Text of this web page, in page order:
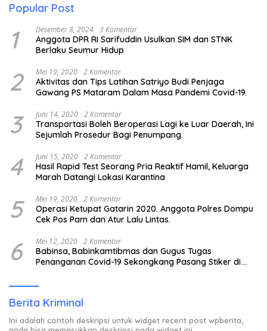
Popular Post
1 Desember 8, 2024 3 Komentar
Anggota DPR RI Sarifuddin Usulkan SIM dan STNK
Berlaku Seumur Hidup
2 Mei 19, 2020 2 Komentar
Aktivitas dan Tips Latihan Satriyo Budi Penjaga
Gawang PS Mataram Dalam Masa Pandemi Covid-19.
3 Juni 14, 2020 2 Komentar
Transportasi Boleh Beroperasi Lagi ke Luar Daerah, Ini
Sejumlah Prosedur Bagi Penumpang.
4 Juni 15, 2020 2 Komentar
Hasil Rapid Test Seorang Pria Reaktif Hamil, Keluarga
Marah Datangi Lokasi Karantina
5 Mei 19, 2020 2 Komentar
Operasi Ketupat Gatarin 2020. Anggota Polres Dompu
Cek Pos Pam dan Atur Lalu Lintas.
6 Mei 12, 2020 2 Komentar
Babinsa, Babinkamtibmas dan Gugus Tugas
Penanganan Covid-19 Sekongkang Pasang Stiker di
Berita Kriminal
Ini adalah contoh deskripsi untuk widget recent post wpberita,